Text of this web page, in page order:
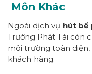
Môn Khác
Ngoài dịch vụ hút bể
Trường Phát Tài còn
môi trường toàn
khách hàng.